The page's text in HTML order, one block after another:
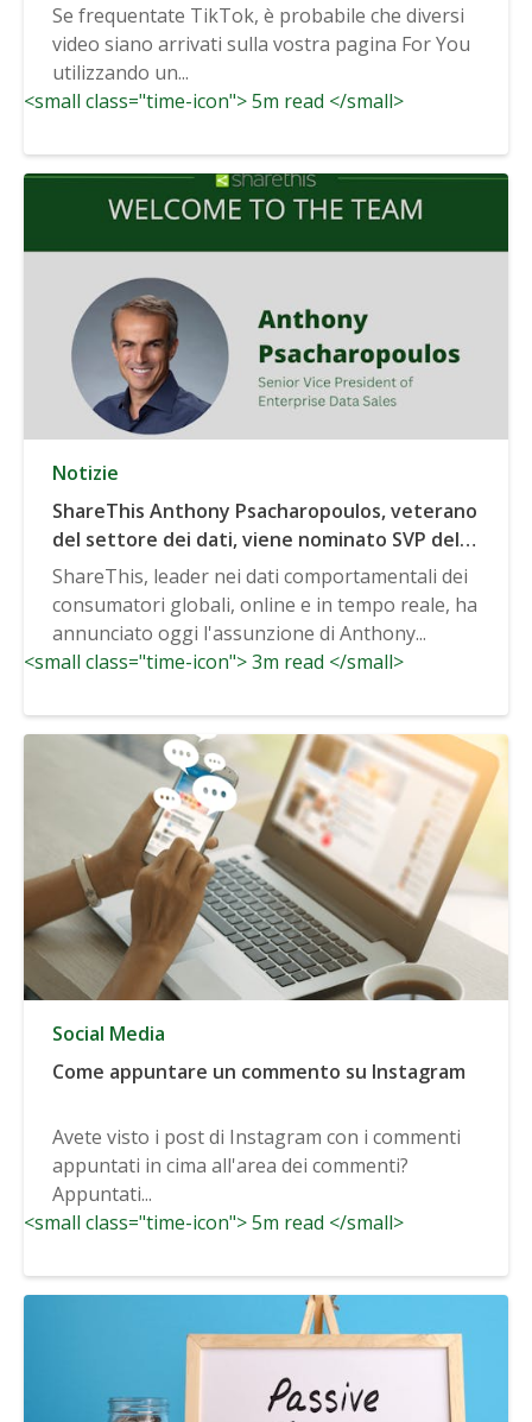
Se frequentate TikTok, è probabile che diversi
video siano arrivati sulla vostra pagina For You
utilizzando un...
<small class="time-icon"> 5m read </small>
Notizie
ShareThis Anthony Psacharopoulos, veterano
del settore dei dati, viene nominato SVP delle
vendite di dati aziendali.
ShareThis, leader nei dati comportamentali dei
consumatori globali, online e in tempo reale, ha
annunciato oggi l'assunzione di Anthony...
<small class="time-icon"> 3m read </small>
Social Media
Come appuntare un commento su Instagram
Avete visto i post di Instagram con i commenti
appuntati in cima all'area dei commenti?
Appuntati...
<small class="time-icon"> 5m read </small>